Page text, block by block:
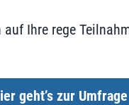
Ihre rege
geht’s zur Umfrage